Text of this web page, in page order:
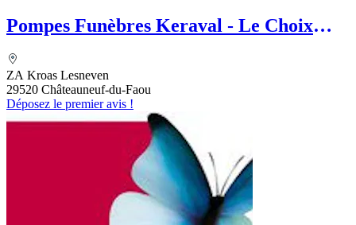
Pompes Funèbres Keraval - Le Choix
ZA Kroas Lesneven
29520 Châteauneuf-du-Faou
Déposez le premier avis !